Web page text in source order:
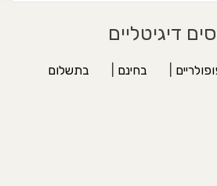
דיגיטליים
בחינם בתשלום